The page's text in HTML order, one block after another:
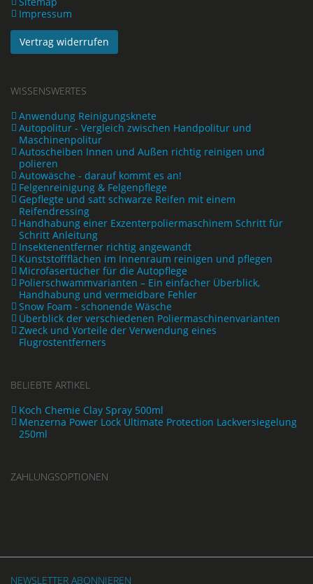
Impressum
Vertrag widerrufen
WISSENSWERTES
Anwendung Reinigungsknete
Autopolitur - Vergleich zwischen Handpolitur und
Maschinenpolitur
Autoscheiben Innen und Außen richtig reinigen und
polieren
Autowäsche - darauf kommt es an!
Felgenreinigung & Felgenpflege
Gepflegte und satt schwarze Reifen mit einem
Reifendressing
Handhabung einer Exzenterpoliermaschinem Schritt für
Schritt Anleitung
Insektenentferner richtig angewandt
Kunststoffflächen im Innenraum reinigen und pflegen
Microfasertücher für die Autopflege
Polierschwammvarianten – Ein einfacher Überblick,
Handhabung und vermeidbare Fehler
Snow Foam - schonende Wäsche
Überblick der verschiedenen Poliermaschinenvarianten
Zweck und Vorteile der Verwendung eines
Flugrostentferners
BELIEBTE ARTIKEL
Koch Chemie Clay Spray 500ml
Menzerna Power Lock Ultimate Protection Lackversiegelung
250ml
ZAHLUNGSOPTIONEN
NEWSLETTER ABONNIEREN